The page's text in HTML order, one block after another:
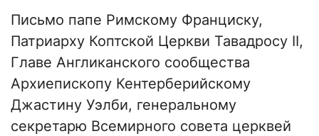
Письмо папе Римскому Франциску,
Патриарху Коптской Церкви Тавадросу II,
Главе Англиканского сообщества
Архиепископу Кентерберийскому
Джастину Уэлби, генеральному
секретарю Всемирного совета церквей